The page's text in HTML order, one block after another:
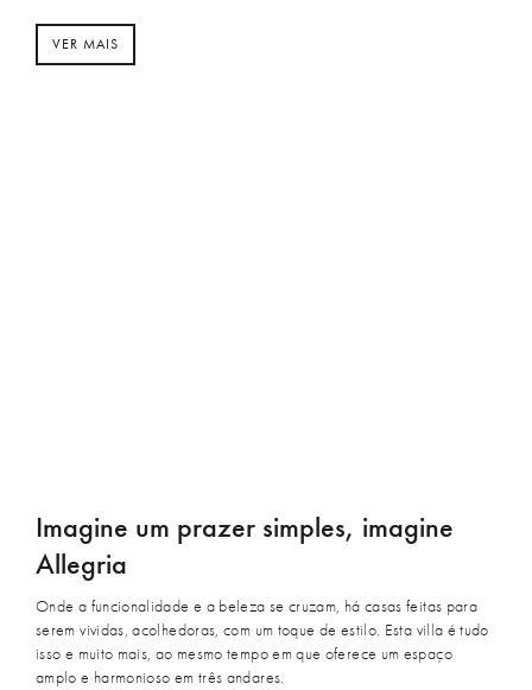
VER MAIS
Imagine um prazer simples, imagine
Allegria
Onde a funcionalidade e a beleza se cruzam, há casas feitas para
serem vividas, acolhedoras, com um toque de estilo. Esta villa é tudo
isso e muito mais, ao mesmo tempo em que oferece um espaço
amplo e harmonioso em três andares.